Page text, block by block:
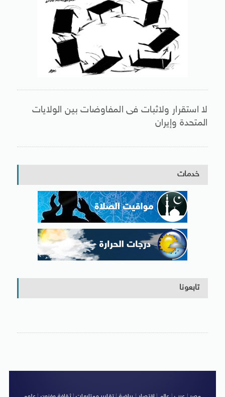
لا استقرار ولاثبات فى المفاوضات بين الولايات
المتحدة وإيران
خدمات
تابعونا